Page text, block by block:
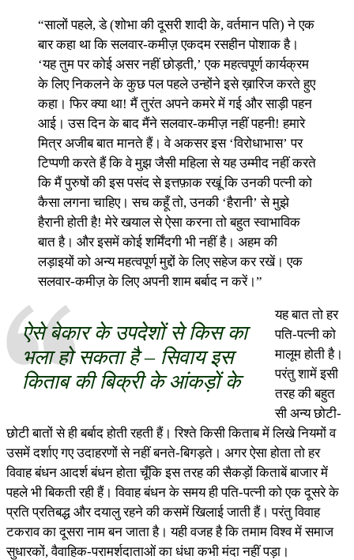
“सालों पहले, डे (शोभा की दूसरी शादी के, वर्तमान पति) ने एक
बार कहा था कि सलवार-कमीज़ एकदम रसहीन पोशाक है।
‘यह तुम पर कोई असर नहीं छोड़ती,’ एक महत्वपूर्ण कार्यक्रम
के लिए निकलने के कुछ पल पहले उन्होंने इसे ख़ारिज करते हुए
कहा। फिर क्या था! मैं तुरंत अपने कमरे में गई और साड़ी पहन
आई। उस दिन के बाद मैंने सलवार-कमीज़ नहीं पहनी! हमारे
मित्र अजीब बात मानते हैं। वे अकसर इस ‘विरोधाभास’ पर
टिप्पणी करते हैं कि वे मुझ जैसी महिला से यह उम्मीद नहीं करते
कि मैं पुरुषों की इस पसंद से इत्तफ़ाक रखूं कि उनकी पत्नी को
कैसा लगना चाहिए। सच कहूँ तो, उनकी ‘हैरानी’ से मुझे
हैरानी होती है! मेरे खयाल से ऐसा करना तो बहुत स्वाभाविक
बात है। और इसमें कोई शर्मिंदगी भी नहीं है। अहम की
लड़ाइयों को अन्य महत्वपूर्ण मुद्दों के लिए सहेज कर रखें। एक
सलवार-कमीज़ के लिए अपनी शाम बर्बाद न करें।”
ऐसे बेकार के उपदेशों से किस का
भला हो सकता है – सिवाय इस
किताब की बिक्री के आंकड़ों के
यह बात तो हर
पति-पत्नी को
मालूम होती है।
परंतु शामें इसी
तरह की बहुत
सी अन्य छोटी-
छोटी बातों से ही बर्बाद होती रहती हैं। रिश्ते किसी किताब में लिखे नियमों व
उसमें दर्शाए गए उदाहरणों से नहीं बनते-बिगड़ते। अगर ऐसा होता तो हर
विवाह बंधन आदर्श बंधन होता चूँकि इस तरह की सैकड़ों किताबें बाजार में
पहले भी बिकती रही हैं। विवाह बंधन के समय ही पति-पत्नी को एक दूसरे के
प्रति प्रतिबद्ध और दयालु रहने की कसमें खिलाई जाती हैं। परंतु विवाह
टकराव का दूसरा नाम बन जाता है। यही वजह है कि तमाम विश्व में समाज
सुधारकों, वैवाहिक-परामर्शदाताओं का धंधा कभी मंदा नहीं पड़ा।